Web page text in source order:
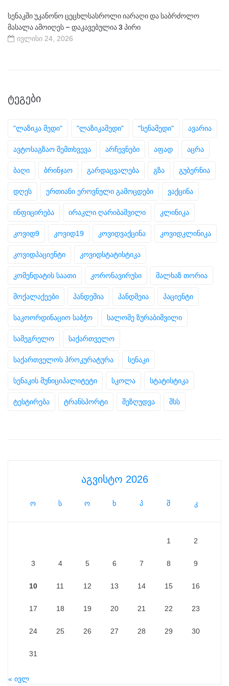
სენაკში უკანონო ცეცხლსასროლი იარაღი და საბრძოლო
მასალა ამოიღეს – დაკავებულია 3 პირი
ივლისი 24, 2026
ᲢᲔᲒᲔᲑᲘ
"ლაზიკა მედი" "ლაზიკამედი" "სენამედი" ავარია
ავტოსაგზაო შემთხვევა არჩევნები აფად აცრა
ბაღი ბრინჯაო გარდაცვალება გზა გუბერნია
დღეს ერთიანი ეროვნული გამოცდები ვაქცინა
ინფიცირება ირაკლი ღარიბაშვილი კლინიკა
კოვიდ9 კოვიდ19 კოვიდვაქცინა კოვიდკლინიკა
კოვიდპაციენტი კოვიდსტატისტიკა
კომენდატის საათი კორონავირუსი მალხაზ თორია
მოქალაქეები პანდემია პანდმეია პაციენტი
საკოორდინაციო საბჭო სალომე ზურაბიშვილი
სამეგრელო საქართველო
საქართველოს პროკურატურა სენაკი
სენაკის მუნიციპალიტეტი სკოლა სტატისტიკა
ტესტირება ტრანსპორტი შეზღუდვა შსს
აგვისტო 2026
ო ს ო ხ პ შ კ
1 2
3 4 5 6 7 8 9
10 11 12 13 14 15 16
17 18 19 20 21 22 23
24 25 26 27 28 29 30
31
« ივლ